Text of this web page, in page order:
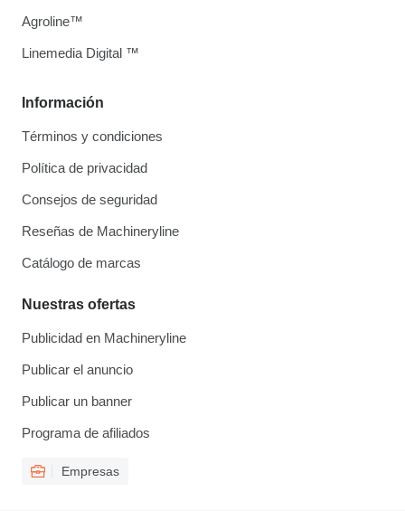
Información
Términos y condiciones
Política de privacidad
Consejos de seguridad
Reseñas de Machineryline
Catálogo de marcas
Nuestras ofertas
Publicidad en Machineryline
Publicar el anuncio
Publicar un banner
Programa de afiliados
Empresas
Agroline™
Linemedia Digital ™